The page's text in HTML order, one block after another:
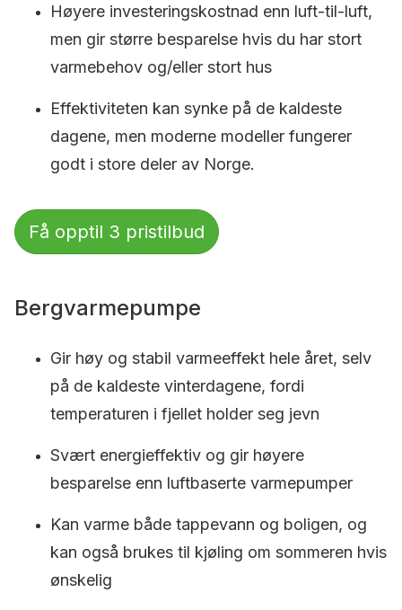
Høyere investeringskostnad enn luft-til-luft,
men gir større besparelse hvis du har stort
varmebehov og/eller stort hus
Effektiviteten kan synke på de kaldeste
dagene, men moderne modeller fungerer
godt i store deler av Norge.
Få opptil 3 pristilbud
Bergvarmepumpe
Gir høy og stabil varmeeffekt hele året, selv
på de kaldeste vinterdagene, fordi
temperaturen i fjellet holder seg jevn
Svært energieffektiv og gir høyere
besparelse enn luftbaserte varmepumper
Kan varme både tappevann og boligen, og
kan også brukes til kjøling om sommeren hvis
ønskelig